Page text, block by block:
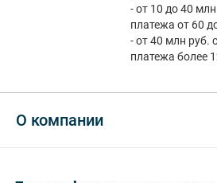
- от 10 до 40
платежа от 60
- от 40 млн руб.
платежа более
О компании